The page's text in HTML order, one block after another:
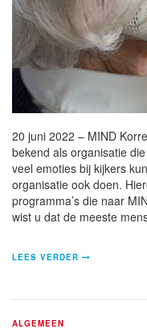
20 juni 2022 – MIND
bekend als organisatie
veel emoties bij kijkers
organisatie ook doen.
programma’s die naar
wist u dat de meeste
LEES VERDER
ALGEMEEN